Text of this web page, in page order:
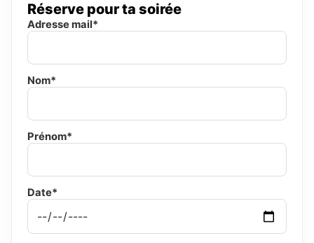
Réserve pour ta soirée
Adresse mail*
Nom*
Prénom*
Date*